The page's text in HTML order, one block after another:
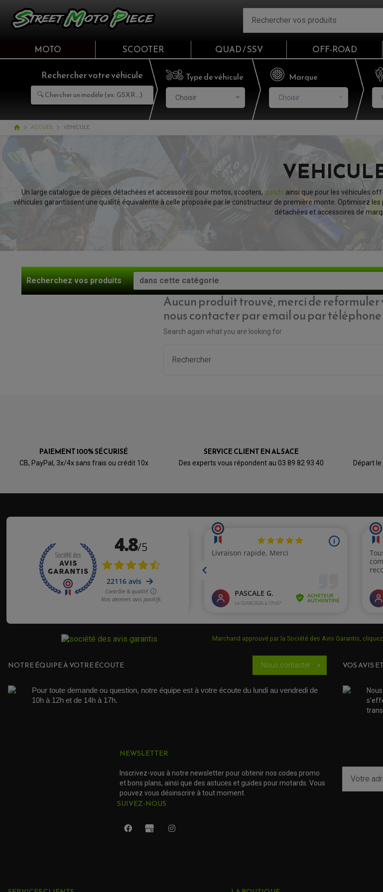
MOTO SCOOTER QUAD / SSV OFF-ROAD
Rechercher votre véhicule Type de véhicule
Choisir
Marque
Choisir
home ACCUEIL VEHICULE
Un large catalogue de pièces détachées et accessoires pour motos, scooters, quads ainsi que pour les véhicules
véhicules garantissent une qualité équivalente à celle proposée par le constructeur de première monte. Optimisez
détachées et accessoires de
Recherchezvos produits
Aucun produit trouvé, merci de
nous contacter par email ou par téléphone
Search again what you are looking for
PAIEMENT 100% SÉCURISÉ
CB, PayPal, 3x/4x sans frais ou crédit 10x
SERVICE CLIENT EN ALSACE
Des experts vous répondent au 03 89 82 93 40 Départ
Marchand approuvé par la Société des Avis Garantis,
NOTRE ÉQUIPE À VOTRE ÉCOUTE Nous contacter chevron_right
Pour toute demande ou question, notre équipe est à votre écoute du lundi au vendredi de
10h à 12h et de 14h à 17h.
VOS AVIS
NEWSLETTER
Inscrivez-vous à notre newsletter pour obtenir nos codes promo
et bons plans, ainsi que des astuces et guides pour motards. Vous
pouvez vous désinscrire à tout moment.
SUIVEZ-NOUS